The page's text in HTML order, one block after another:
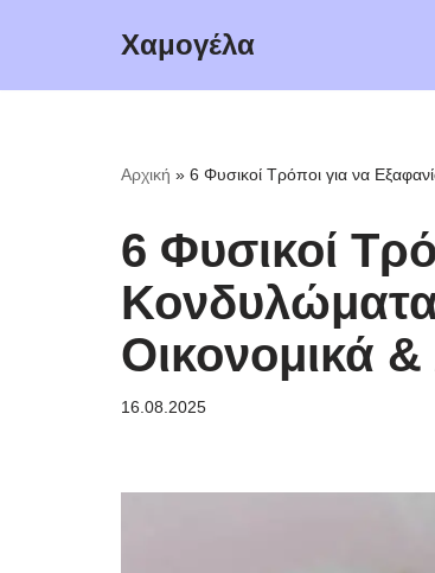
Χαμογέλα
Αρχική » 6 Φυσικοί Τρόποι για να
6 Φυσικοί
Οικονομικά
16.08.2025